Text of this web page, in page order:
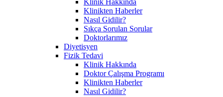
Klinikten Haberler
Nasıl Gidilir?
Sıkça Sorulan Sorular
Doktorlarımız
Diyetisyen
Fizik Tedavi
Klinik Hakkında
Doktor Çalışma Programı
Klinikten Haberler
Nasıl Gidilir?